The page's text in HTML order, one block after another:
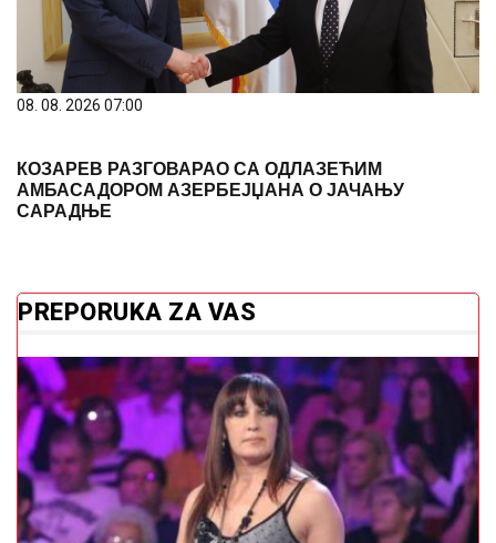
08. 08. 2026 07:00
КОЗАРЕВ РАЗГОВАРАО СА ОДЛАЗЕЋИМ
АМБАСАДОРОМ АЗЕРБЕЈЏАНА О ЈАЧАЊУ
САРАДЊЕ
PREPORUKA ZA VAS